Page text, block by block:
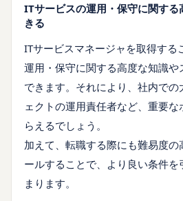
ITサービスの運用・保守に関す
きる
ITサービスマネージャを取得する
運用・保守に関する高度な知識
できます。それにより、社内で
ェクトの運用責任者など、重要
らえるでしょう。
加えて、転職する際にも難易度
ールすることで、より良い条件
まります。